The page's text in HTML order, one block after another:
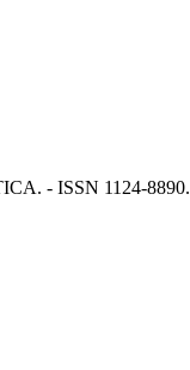
- ISSN 1124-